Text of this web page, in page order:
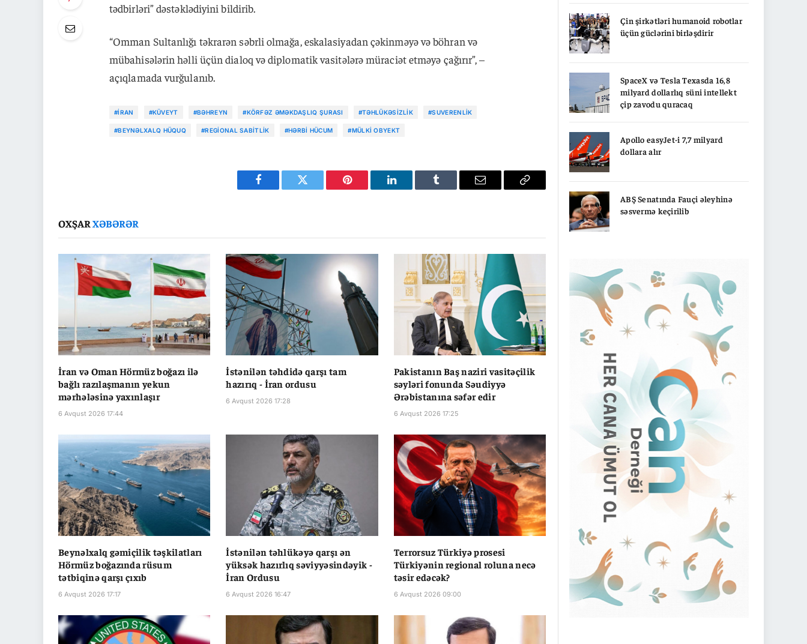
tədbirləri” dəstəklədiyini bildirib.
“Omman Sultanlığı təkrarən səbrli olmağa, eskalasiyadan çəkinməyə və böhran və
mübahisələrin həlli üçün dialoq və diplomatik vasitələrə müraciət etməyə çağırır”, –
açıqlamada vurğulanıb.
#İRAN #KÜVEYT #BƏHREYN #KÖRFƏZ ƏMƏKDAŞLIQ ŞURASI #TƏHLÜKƏSIZLIK #SUVERENLIK
#BEYNƏLXALQ HÜQUQ #REGIONAL SABITLIK #HƏRBI HÜCUM #MÜLKI OBYEKT
Facebook Twitter Pinterest LinkedIn Tumblr Email
Copy
OXŞARXƏBƏRƏR
İran və Oman Hörmüz boğazı ilə
bağlı razılaşmanın yekun
mərhələsinə yaxınlaşır
6 Avqust 2026 17:44
İstənilən təhdidə qarşı tam
hazırıq - İran ordusu
6 Avqust 2026 17:28
Pakistanın Baş naziri vasitəçilik
səyləri fonunda Səudiyyə
Ərəbistanına səfər edir
6 Avqust 2026 17:25
Beynəlxalq gəmiçilik təşkilatları
Hörmüz boğazında rüsum
tətbiqinə qarşı çıxıb
6 Avqust 2026 17:17
İstənilən təhlükəyə qarşı ən
yüksək hazırlıq səviyyəsindəyik -
İran Ordusu
6 Avqust 2026 16:47
Terrorsuz Türkiyə prosesi
Türkiyənin regional roluna necə
təsir edəcək?
6 Avqust 2026 09:00
Çin şirkətləri humanoid robotlar
üçün güclərini birləşdirir
SpaceX və Tesla Texasda 16,8
milyard dollarlıq süni intellekt
çip zavodu quracaq
Apollo easyJet-i 7,7 milyard
dollara alır
ABŞ Senatında Fauçi əleyhinə
səsvermə keçirilib